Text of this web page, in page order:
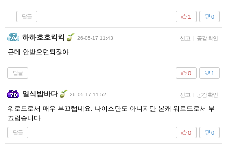
답글 0
1
하하호호킥킥 26-05-17 11:43 신고 | 공감 확인
근데 안받으면되잖아
답글 1
0
일식밤바다 26-05-17 11:52 신고 | 공감 확인
워로드로서 매우 부끄럽네요. 나이스단도 아니지만 본캐 워로드로서 부
끄럽습니다...
답글 0
0